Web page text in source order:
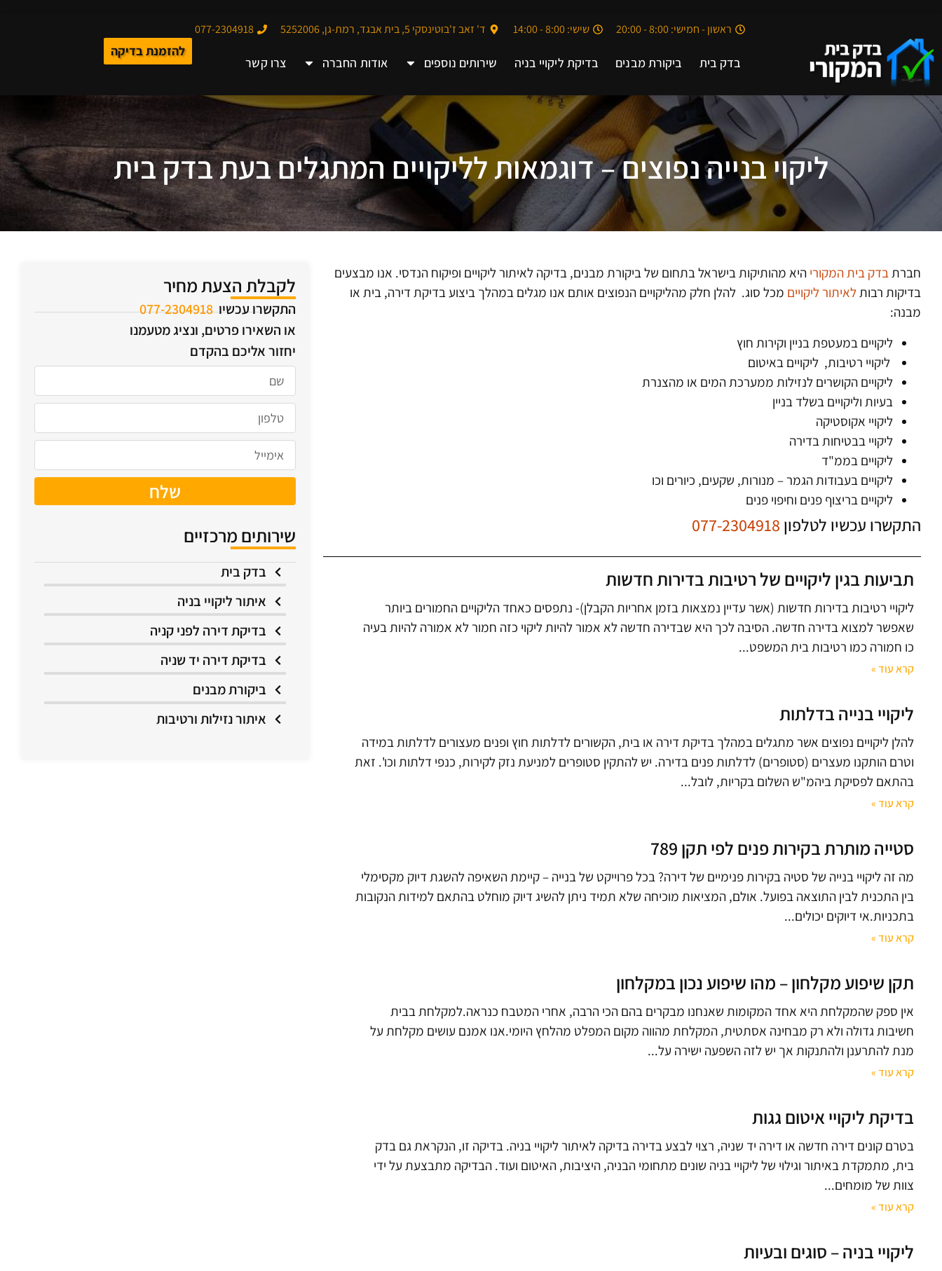
ראשון - חמישי: 8:00 - 20:00 שישי: 8:00 - 14:00 ד' זאב ז'בוטינסקי 5, בית אבגד, רמת-גן, 5252006 077-2304918
בדק בית ביקורת מבנים בדיקת ליקויי בניה שירותים נוספים אודות החברה צרו קשר
להזמנת בדיקה
ליקוי בנייה נפוצים – דוגמאות לליקויים המתגלים בעת בדק בית
חברתבדק בית המקורי היא מהותיקות בישראל בתחום של ביקורת מבנים, בדיקה לאיתור ליקויים ופיקוח הנדסי. אנו מבצעים
בדיקות רבותלאיתור ליקויים מכל סוג. להלן חלק מהליקויים הנפוצים אותם אנו מגלים במהלך ביצוע בדיקת דירה, בית או
מבנה:
ליקויים במעטפת בניין וקירות חוץ
ליקויי רטיבות, ליקויים באיטום
ליקויים הקושרים לנזילות ממערכת המים או מהצנרת
בעיות וליקויים בשלד בניין
ליקויי אקוסטיקה
ליקויי בבטיחות בדירה
ליקויים בממ"ד
ליקויים בעבודות הגמר – מנורות, שקעים, כיורים וכו
ליקויים בריצוף פנים וחיפוי פנים
התקשרו עכשיו לטלפון 077-2304918
תביעות בגין ליקויים של רטיבות בדירות חדשות
ליקויי רטיבות בדירות חדשות (אשר עדיין נמצאות בזמן אחריות הקבלן)- נתפסים כאחד הליקויים החמורים ביותר
שאפשר למצוא בדירה חדשה. הסיבה לכך היא שבדירה חדשה לא אמור להיות ליקוי כזה חמור לא אמורה להיות בעיה
כו חמורה כמו רטיבות בית המשפט
קרא עוד »
ליקויי בנייה בדלתות
להלן ליקויים נפוצים אשר מתגלים במהלך בדיקת דירה או בית, הקשורים לדלתות חוץ ופנים מעצורים לדלתות במידה
וטרם הותקנו מעצרים (סטופרים) לדלתות פנים בדירה. יש להתקין סטופרים למניעת נזק לקירות, כנפי דלתות וכו'. זאת
בהתאם לפסיקת ביהמ"ש השלום בקריות, לובל
קרא עוד »
סטייה מותרת בקירות פנים לפי תקן 789
מה זה ליקויי בנייה של סטיה בקירות פנימיים של דירה? בכל פרוייקט של בנייה – קיימת השאיפה להשגת דיוק מקסימלי
בין התכנית לבין התוצאה בפועל. אולם, המציאות מוכיחה שלא תמיד ניתן להשיג דיוק מוחלט בהתאם למידות הנקובות
בתכניות.אי דיוקים יכולים
קרא עוד »
תקן שיפוע מקלחון – מהו שיפוע נכון במקלחון
אין ספק שהמקלחת היא אחד המקומות שאנחנו מבקרים בהם הכי הרבה, אחרי המטבח כנראה.למקלחת בבית
חשיבות גדולה ולא רק מבחינה אסתטית, המקלחת מהווה מקום המפלט מהלחץ היומי.אנו אמנם עושים מקלחת על
מנת להתרענן ולהתנקות אך יש לזה השפעה ישירה על
קרא עוד »
בדיקת ליקויי איטום גגות
בטרם קונים דירה חדשה או דירה יד שניה, רצוי לבצע בדירה בדיקה לאיתור ליקויי בניה. בדיקה זו, הנקראת גם בדק
בית, מתמקדת באיתור וגילוי של ליקויי בניה שונים מתחומי הבניה, היציבות, האיטום ועוד. הבדיקה מתבצעת על ידי
צוות של מומחים
קרא עוד »
ליקויי בניה – סוגים ובעיות
לקבלת הצעת מחיר
התקשרו עכשיו077-2304918
או השאירו פרטים, ונציג מטעמנו
יחזור אליכם בהקדם
שלח
שירותים מרכזיים
בדק בית
איתור ליקויי בניה
בדיקת דירה לפני קניה
בדיקת דירה יד שניה
ביקורת מבנים
איתור נזילות ורטיבות